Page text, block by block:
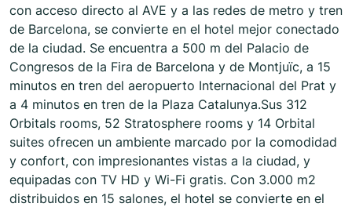
con acceso directo al AVE y a las redes de metro y tren
de Barcelona, se convierte en el hotel mejor conectado
de la ciudad. Se encuentra a 500 m del Palacio de
Congresos de la Fira de Barcelona y de Montjuïc, a 15
minutos en tren del aeropuerto Internacional del Prat y
a 4 minutos en tren de la Plaza Catalunya.Sus 312
Orbitals rooms, 52 Stratosphere rooms y 14 Orbital
suites ofrecen un ambiente marcado por la comodidad
y confort, con impresionantes vistas a la ciudad, y
equipadas con TV HD y Wi-Fi gratis. Con 3.000 m2
distribuidos en 15 salones, el hotel se convierte en el